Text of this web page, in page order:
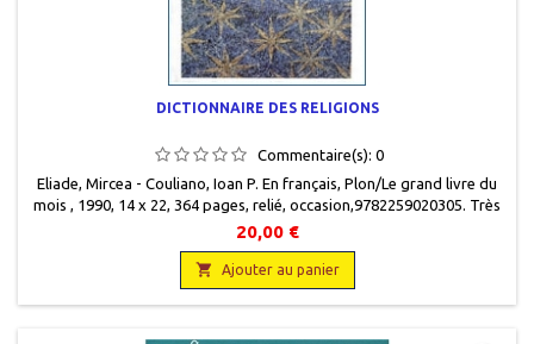
DICTIONNAIRE DES RELIGIONS
Commentaire(s): 0
Eliade, Mircea - Couliano, Ioan P. En français, Plon/Le grand livre du
mois , 1990, 14 x 22, 364 pages, relié, occasion,9782259020305. Très
bon état.
20,00 €
 Ajouter au panier